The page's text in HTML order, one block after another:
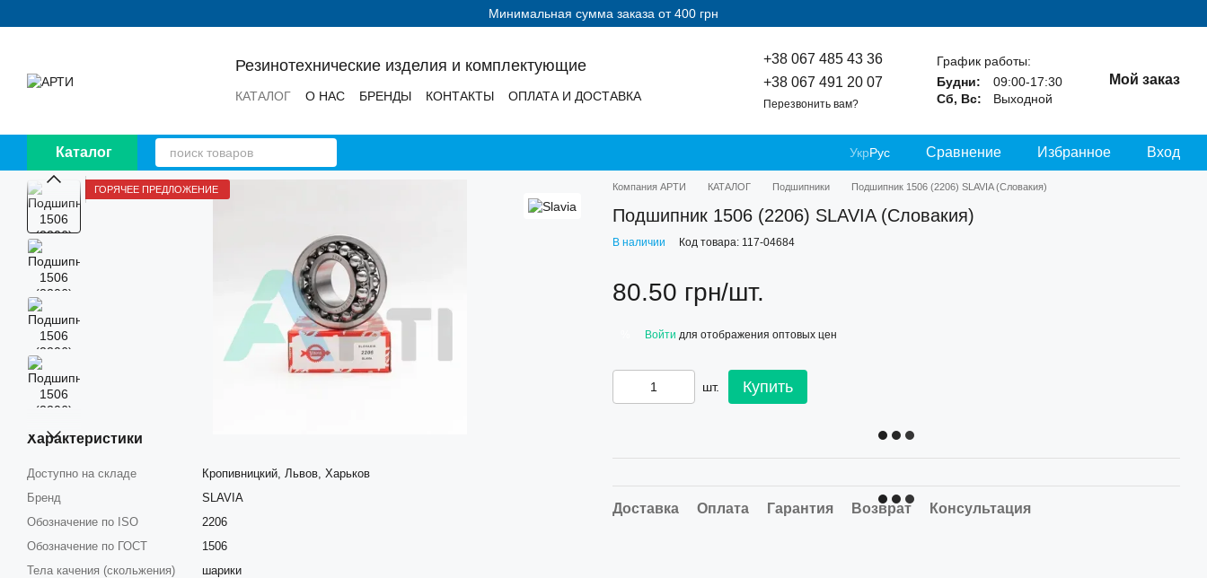
Минимальная сумма заказа от 400 грн
Резинотехнические изделия и комплектующие
КАТАЛОГ О НАС БРЕНДЫ КОНТАКТЫ
ОПЛАТА И ДОСТАВКА
+38 067 485 43 36
+38 067 491 20 07
Перезвонить вам?
График работы:
Будни:
09:00-17:30
Сб, Вс:
Выходной
Мой заказ
Каталог УкрРус Сравнение Избранное Вход
ГОРЯЧЕЕ ПРЕДЛОЖЕНИЕ
Характеристики
Доступно на складе
Кропивницкий, Львов, Харьков
Бренд
SLAVIA
Обозначение по ISO
2206
Обозначение по ГОСТ
1506
Тела качения (скольжения)
шарики
Компания АРТИ КАТАЛОГ Подшипники Подшипник 1506 (2206) SLAVIA (Словакия)
Подшипник 1506 (2206) SLAVIA (Словакия)
В наличии Код товара: 117-04684
80.50 грн/шт.
Войти для отображения оптовых цен
шт. Купить
Доставка Оплата Гарантия Возврат Консультация